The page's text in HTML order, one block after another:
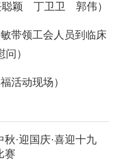
聪颖 丁卫卫 郭伟）
带领工会人员到临床
）
活动现场）
秋·迎国庆·喜迎十九
赛